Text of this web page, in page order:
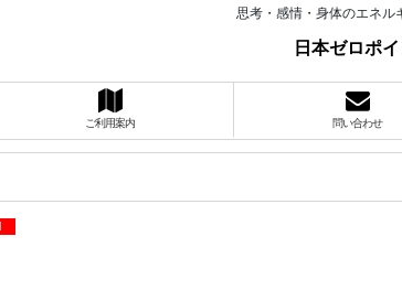
思考・感情・身体のエネル
日本ゼロポ
ご利用案内 問い合わせ